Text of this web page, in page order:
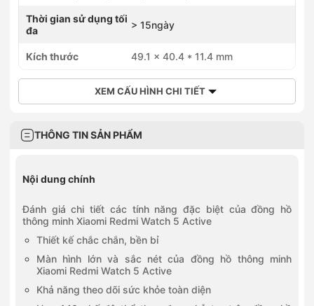
Thời gian sử dụng tối
đa
> 15ngày
Kích thước 49.1 x 40.4 * 11.4 mm
XEM CẤU HÌNH CHI TIẾT
THÔNG TIN SẢN PHẨM
Nội dung chính
Đánh giá chi tiết các tính năng đặc biệt của đồng hồ
thông minh Xiaomi Redmi Watch 5 Active
Thiết kế chắc chắn, bền bỉ
Màn hình lớn và sắc nét của đồng hồ thông minh
Xiaomi Redmi Watch 5 Active
Khả năng theo dõi sức khỏe toàn diện